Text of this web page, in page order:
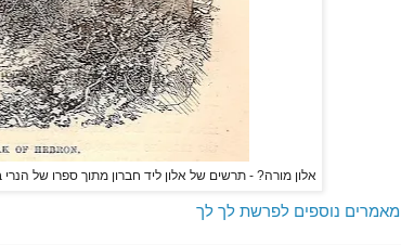
אלון מורה? - תרשים של אלון ליד חברון מתוך ספרו של הנרי
מאמרים נוספים לפרשת לך לך